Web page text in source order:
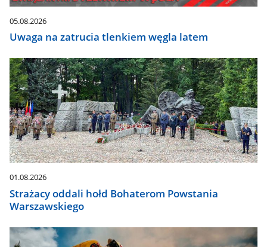
05.08.2026
Uwaga na zatrucia tlenkiem węgla latem
01.08.2026
Strażacy oddali hołd Bohaterom Powstania
Warszawskiego